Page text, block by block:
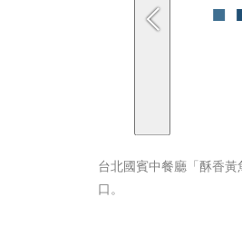
台北國賓中餐廳「酥香
口。